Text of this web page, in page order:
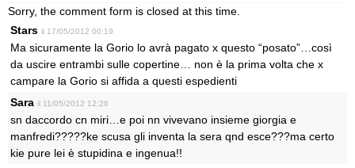
Sorry, the comment form is closed at this time.
Stars il 17/05/2012 00:19
Ma sicuramente la Gorio lo avrà pagato x questo “posato”…così
da uscire entrambi sulle copertine… non è la prima volta che x
campare la Gorio si affida a questi espedienti
Sara il 11/05/2012 12:26
sn daccordo cn miri…e poi nn vivevano insieme giorgia e
manfredi?????ke scusa gli inventa la sera qnd esce???ma certo
kie pure lei è stupidina e ingenua!!